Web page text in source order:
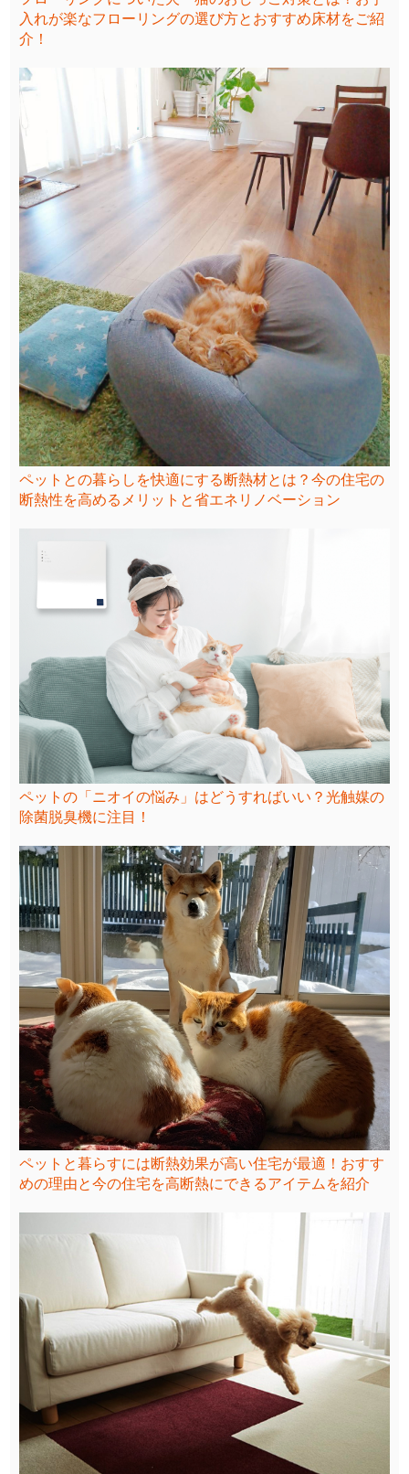
入れが楽なフローリングの選び方とおすすめ床材をご紹
介！
ペットとの暮らしを快適にする断熱材とは？今の住宅の
断熱性を高めるメリットと省エネリノベーション
ペットの「ニオイの悩み」はどうすればいい？光触媒の
除菌脱臭機に注目！
ペットと暮らすには断熱効果が高い住宅が最適！おすす
めの理由と今の住宅を高断熱にできるアイテムを紹介